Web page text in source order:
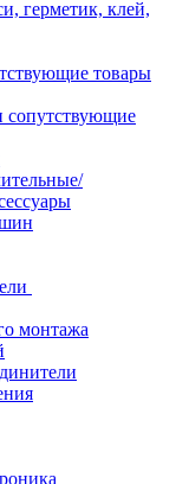
герметик, клей,
товары
монтажа